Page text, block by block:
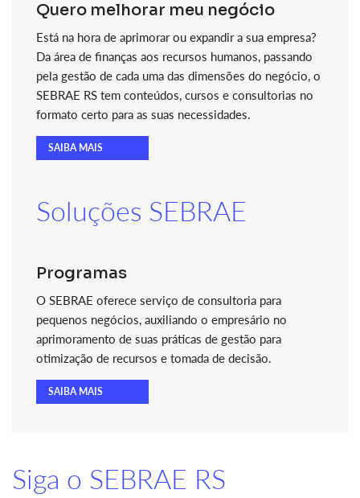
Quero melhorar meu negócio
Está na hora de aprimorar ou expandir a sua empresa?
Da área de finanças aos recursos humanos, passando
pela gestão de cada uma das dimensões do negócio, o
SEBRAE RS tem conteúdos, cursos e consultorias no
formato certo para as suas necessidades.
SAIBA MAIS
Soluções SEBRAE
Programas
O SEBRAE oferece serviço de consultoria para
pequenos negócios, auxiliando o empresário no
aprimoramento de suas práticas de gestão para
otimização de recursos e tomada de decisão.
SAIBA MAIS
Siga o SEBRAE RS